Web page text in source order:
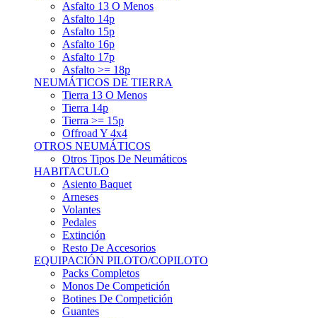
Arneses
Volantes
Pedales
Extinción
Resto De Accesorios
EQUIPACIÓN PILOTO/COPILOTO
Packs Completos
Monos De Competición
Botines De Competición
Guantes
Ropa Interior
Cascos
Sistemas Hans
Bolsas Y Mochilas
Equipación Para Mecánicos
ANUNCIOS DE COMPRA
Compra De Piezas
Compra De Neumáticos
Compra De Accesorios De Habitáculo
Compra De Equipación
VEHÍCULOS CLÁSICOS
VEHÍCULOS CLÁSICOS
Clásicos De Calle
Clásicos De Competición
Motores